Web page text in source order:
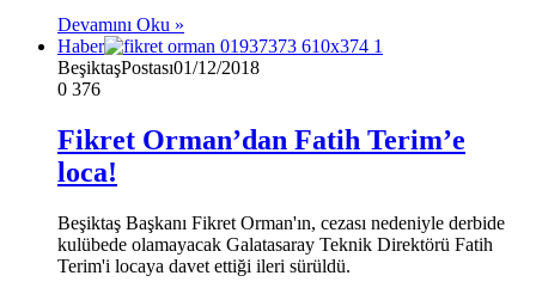
Devamını Oku »
Haber
BeşiktaşPostası01/12/2018
0 376
Fikret Orman’dan Fatih Terim’e
loca!
Beşiktaş Başkanı Fikret Orman'ın, cezası nedeniyle derbide
kulübede olamayacak Galatasaray Teknik Direktörü Fatih
Terim'i locaya davet ettiği ileri sürüldü.